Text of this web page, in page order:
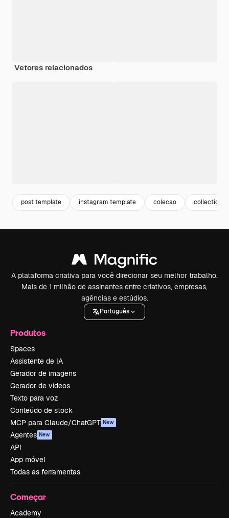
Vetores relacionados
post template instagram template colecao collection
A plataforma criativa para você direcionar seu melhor trabalho.
Mais de 1 milhão de assinantes entre criativos, empresas,
agências e estúdios.
Português
Produtos
Spaces
Assistente de IA
Gerador de imagens
Gerador de vídeos
Texto para voz
Conteúdo de stock
MCP para Claude/ChatGPT New
Agentes New
API
App móvel
Todas as ferramentas
Começar
Academy